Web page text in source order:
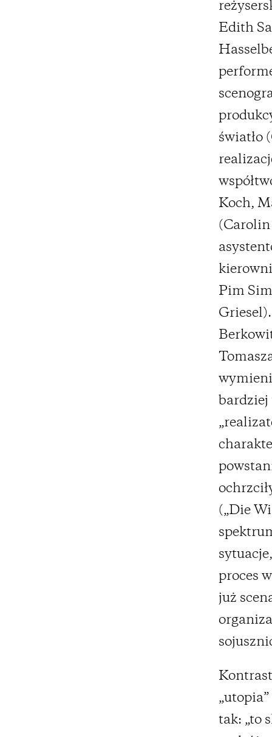
Edith
światło
Koch,
(Carolin
Pim
bardziej
(„Die
proces
już
tak: „to